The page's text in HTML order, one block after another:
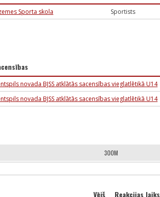
Sporta skola Sportists
novada BJSS atklātās sacensības vieglatlētikā U14
novada BJSS atklātās sacensības vieglatlētikā U14
300M
Vējš Reakcijas laiks